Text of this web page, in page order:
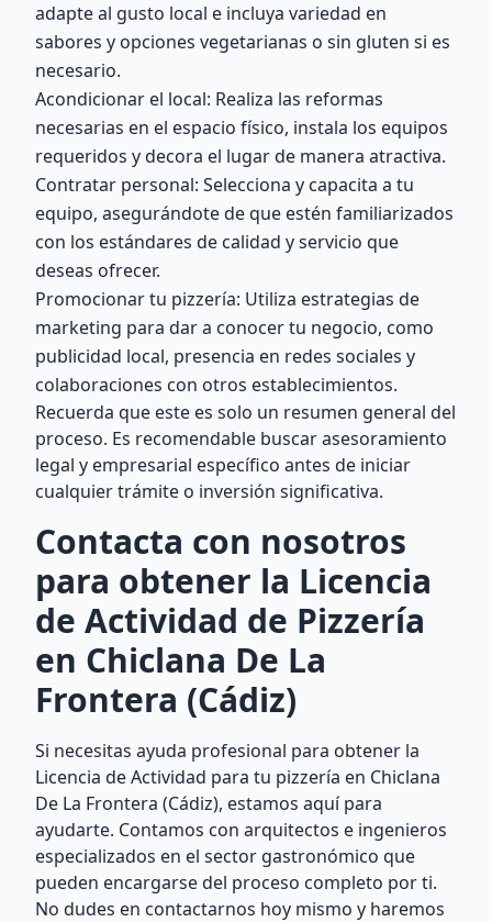
adapte al gusto local e incluya variedad en
sabores y opciones vegetarianas o sin gluten si es
necesario.
Acondicionar el local: Realiza las reformas
necesarias en el espacio físico, instala los equipos
requeridos y decora el lugar de manera atractiva.
Contratar personal: Selecciona y capacita a tu
equipo, asegurándote de que estén familiarizados
con los estándares de calidad y servicio que
deseas ofrecer.
Promocionar tu pizzería: Utiliza estrategias de
marketing para dar a conocer tu negocio, como
publicidad local, presencia en redes sociales y
colaboraciones con otros establecimientos.
Recuerda que este es solo un resumen general del
proceso. Es recomendable buscar asesoramiento
legal y empresarial específico antes de iniciar
cualquier trámite o inversión significativa.
Contacta con nosotros
para obtener la Licencia
de Actividad de Pizzería
en Chiclana De La
Frontera (Cádiz)
Si necesitas ayuda profesional para obtener la
Licencia de Actividad para tu pizzería en Chiclana
De La Frontera (Cádiz), estamos aquí para
ayudarte. Contamos con arquitectos e ingenieros
especializados en el sector gastronómico que
pueden encargarse del proceso completo por ti.
No dudes en contactarnos hoy mismo y haremos